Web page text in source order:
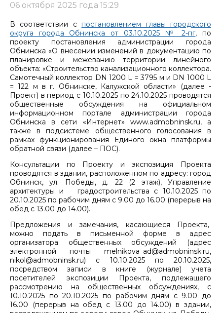
06 октября 2025 года 15:29
В соответствии спостановлением главы городского
округа города Обнинска от 03.10.2025 № 2-пг, по
проекту постановления администрации города
Обнинска «О внесении изменений в документацию по
планировке и межеванию территории линейного
объекта: «Строительство канализационного коллектора.
Самотечный коллектор DN 1200 L = 3795 м и DN 1000 L
= 122 м в г. Обнинске, Калужской области» (далее -
Проект) в период с 10.10.2025 по 24.10.2025 проводятся
общественные обсуждения на официальном
информационном портале администрации города
Обнинска в сети «Интернет» www.admobninsk.ru, а
также в подсистеме общественного голосования в
рамках функционирования Единого окна платформы
обратной связи (далее – ПОС).
Консультации по Проекту и экспозиция Проекта
проводятся в здании, расположенном по адресу: город
Обнинск, ул. Победы, д. 22 (2 этаж), Управление
архитектуры и градостроительства с 10.10.2025 по
20.10.2025 по рабочим дням с 9.00 до 16.00 (перерыв на
обед с 13.00 до 14.00).
Предложения и замечания, касающиеся Проекта,
можно подать в письменной форме в адрес
организатора общественных обсуждений (адрес
электронной почты melnikova_ad@admobninsk.ru,
nikol@admobninsk.ru) с 10.10.2025 по 20.10.2025,
посредством записи в книге (журнале) учета
посетителей экспозиции Проекта, подлежащего
рассмотрению на общественных обсуждениях, с
10.10.2025 по 20.10.2025 по рабочим дням с 9.00 до
16.00 (перерыв на обед с 13.00 до 14.00) в здании,